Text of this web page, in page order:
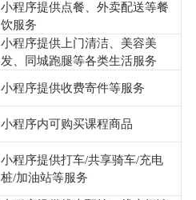
小程序提供点餐、外卖配送等餐
饮服务
小程序提供上门清洁、美容美
发、同城跑腿等各类生活服务
小程序提供收费寄件等服务
小程序内可购买课程商品
小程序提供打车/共享骑车/充电
桩/加油站等服务